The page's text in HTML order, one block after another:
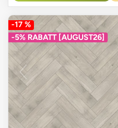
-17 %
-5% RABATT [AUGUST26]